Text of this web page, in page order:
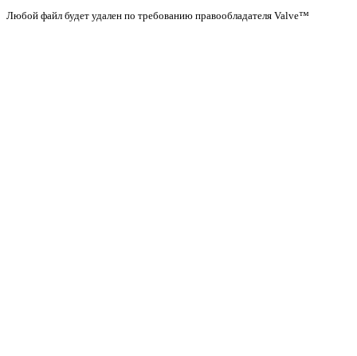
Любой файл будет удален по требованию правообладателя Valve™